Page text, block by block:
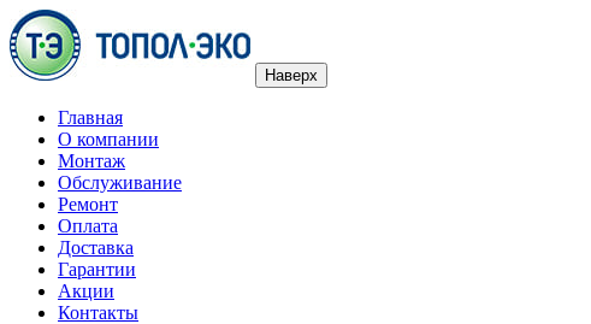
Наверх
Главная
О компании
Монтаж
Обслуживание
Ремонт
Оплата
Доставка
Гарантии
Акции
Контакты